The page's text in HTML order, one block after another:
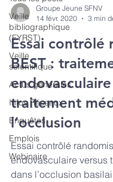
Veille
bibliographique
(FYRST)
Veille
scientifique
Actus générales
Infos Réseaux
Enquêtes
Emplois
Webinaire
Groupe Jeune SFNV
14 févr. 2020
3 min
Essai contrôlé
BEST :
traitement
l’occlusion
Essai contrôlé
endovasculaire versus
dans l’occlusion